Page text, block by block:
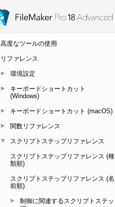
JDBC の使用
外部データソースへのアクセス
高度なツールの使用
リファレンス
環境設定
キーボードショートカット
(Windows)
キーボードショートカット (macOS)
関数リファレンス
スクリプトステップリファレンス
スクリプトステップリファレンス (種
類順)
スクリプトステップリファレンス (名
前順)
制御に関連するスクリプトステッ